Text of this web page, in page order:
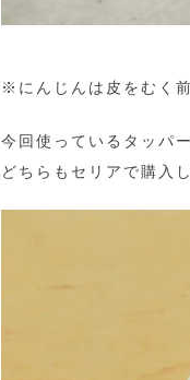
※にんじんは皮をむく
今回使っているタッパ
どちらもセリアで購入